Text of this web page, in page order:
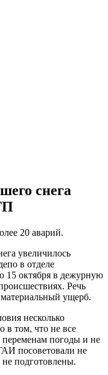
снега
20 аварий.
увеличилось
в отделе
15 октября в дежурную
Речь
ущерб.
несколько
в том, что не все
погоды и не
посоветовали не
подготовлены.